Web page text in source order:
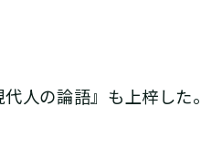
人の論語』も上梓した。